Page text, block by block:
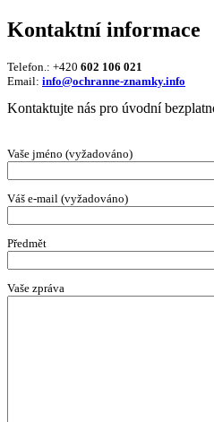
Kontaktní informace
Telefon.: +420 602 106 021
Email: info@ochranne-znamky.info
Kontaktujte nás pro úvodní
Vaše jméno (vyžadováno)
Váš e-mail (vyžadováno)
Předmět
Vaše zpráva